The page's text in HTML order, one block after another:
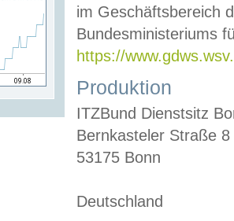
im Geschäftsbereich
Bundesministeriums
https://
Produktion
ITZBund Dienstsitz
Bernkasteler Straße 8
53175 Bonn
Deutschland